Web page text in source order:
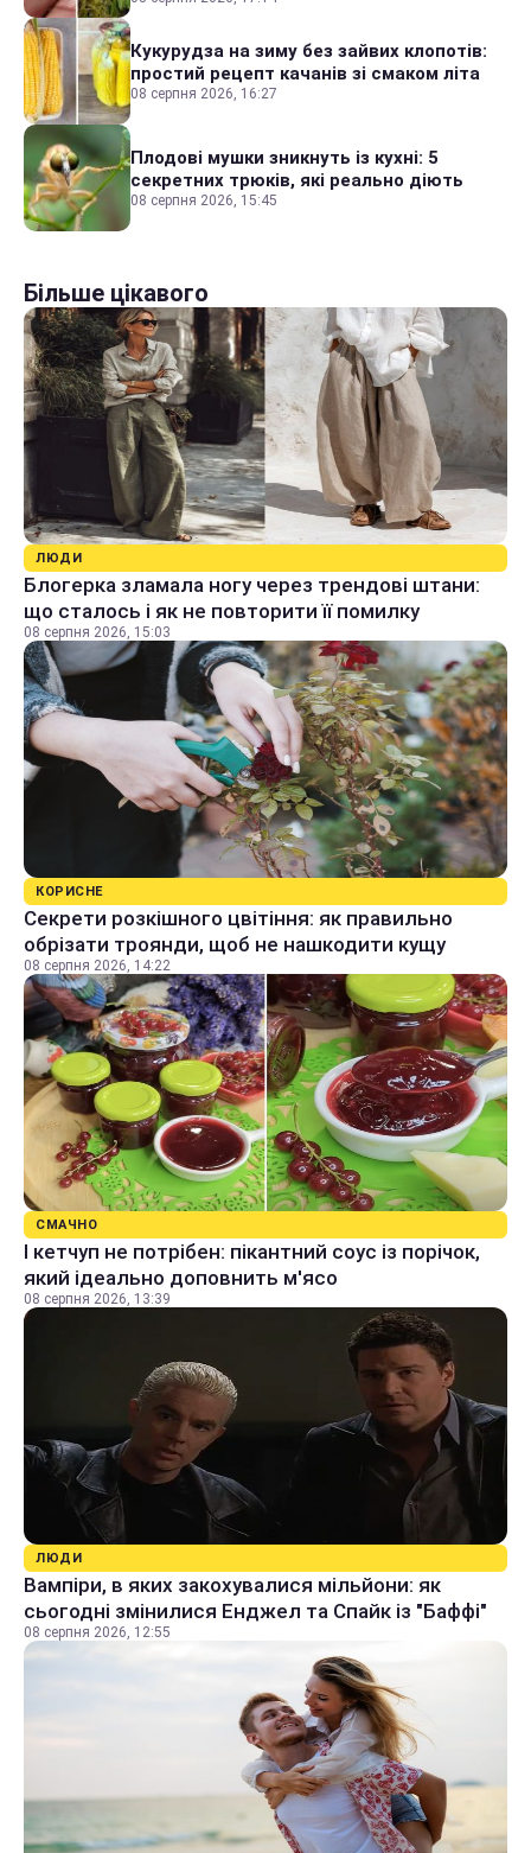
Кукурудза на зиму без зайвих клопотів:
простий рецепт качанів зі смаком літа
08 серпня 2026, 16:27
Плодові мушки зникнуть із кухні: 5
секретних трюків, які реально діють
08 серпня 2026, 15:45
Більше цікавого
ЛЮДИ
Блогерка зламала ногу через трендові штани:
що сталось і як не повторити її помилку
08 серпня 2026, 15:03
КОРИСНЕ
Секрети розкішного цвітіння: як правильно
обрізати троянди, щоб не нашкодити кущу
08 серпня 2026, 14:22
СМАЧНО
І кетчуп не потрібен: пікантний соус із порічок,
який ідеально доповнить м'ясо
08 серпня 2026, 13:39
ЛЮДИ
Вампіри, в яких закохувалися мільйони: як
сьогодні змінилися Енджел та Спайк із "Баффі"
08 серпня 2026, 12:55